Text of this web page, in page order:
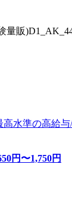
量販
高水準の高給
円〜1,750円